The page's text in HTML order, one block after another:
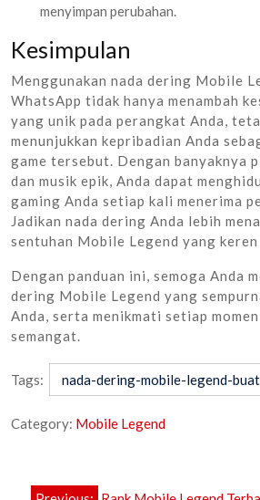
menyimpan perubahan.
Kesimpulan
Menggunakan nada dering Mobile
WhatsApp tidak hanya menambah
yang unik pada perangkat Anda,
menunjukkan kepribadian Anda
game tersebut. Dengan banyaknya
dan musik epik, Anda dapat
gaming Anda setiap kali menerima
Jadikan nada dering Anda lebih
sentuhan Mobile Legend yang
Dengan panduan ini, semoga Anda
dering Mobile Legend yang
Anda, serta menikmati setiap
semangat.
Tags: nada-dering-mobile-legend-
Category: Mobile Legend
Post